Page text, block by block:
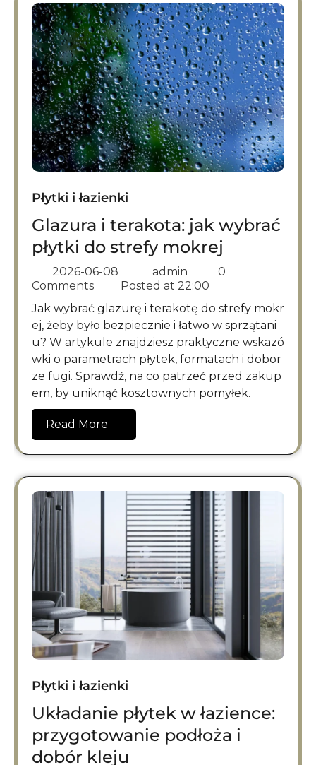
Płytki i łazienki
Glazura i terakota: jak wybrać
płytki do strefy mokrej
2026-06-08 admin
0
Comments
Posted at 22:00
Jak wybrać glazurę i terakotę do strefy mokr
ej, żeby było bezpiecznie i łatwo w sprzątani
u? W artykule znajdziesz praktyczne wskazó
wki o parametrach płytek, formatach i dobor
ze fugi. Sprawdź, na co patrzeć przed zakup
em, by uniknąć kosztownych pomyłek.
Read More
Płytki i łazienki
Układanie płytek w łazience:
przygotowanie podłoża i
dobór kleju